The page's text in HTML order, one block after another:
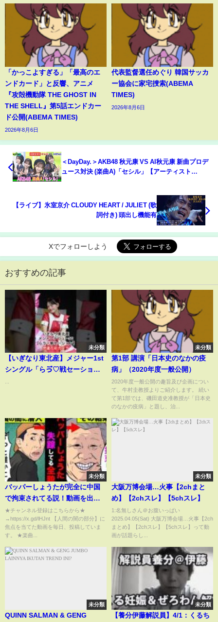
「かっこよすぎる」「最高のエ
ンドカード」と反響、アニメ
『攻殻機動隊 THE GHOST IN
THE SHELL』第5話エンドカー
ド公開(ABEMA TIMES)
2026年8月6日
代表監督選任めぐり 韓国サッカ
ー協会に家宅捜索(ABEMA
TIMES)
2026年8月6日
＜DayDay.＞AKB48 秋元康 VS AI秋元康 新曲プロデ
ュース対決 (楽曲A)「セシル」【アーティスト
【ライブ】氷室京介 CLOUDY HEART / JULIET (歌
詞付き) 頭出し機能有
Xでフォローしよう
おすすめの記事
未分類
【いぎなり東北産】メジャー1st
シングル「らゔ♡戦セーショ
未分類
第1部 講演「日本史のなかの疫
病」（2020年度一般公開）
2020年度一般公開の趣旨及び企画につい
て、牛村圭教授よりご紹介します。 続い
て第1部では、磯田道史准教授が「日本史
のなかの疫病」と題し、治...
未分類
バッパーしょうたが完全に中国
で拘束されてる説！動画を出す
も不自然な点が多数で、まだ拘
束されている噂の真相【アニ
メ】【Bappa Shota】
★チャンネル登録はこちらから★
→https://x.gd/lHJnt 【人間の闇の部分】に
焦点を当てた動画を毎日、投稿していま
す。 ★楽曲...
未分類
大阪万博会場…火事【2chまと
め】【2chスレ】【5chスレ】
1:名無しさん＠お腹いっぱい
2025.04.05(Sat) 大阪万博会場…火事【2ch
まとめ】【2chスレ】【5chスレ】って動
画が話題らし...
未分類
QUINN SALMAN & GENG
未分類
【養分伊藤解説員】4/1：くるち